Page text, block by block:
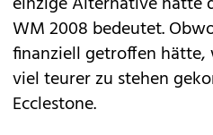
WM 2008 bedeutet.
finanziell getroffen hätte,
viel teurer zu stehen
Ecclestone.